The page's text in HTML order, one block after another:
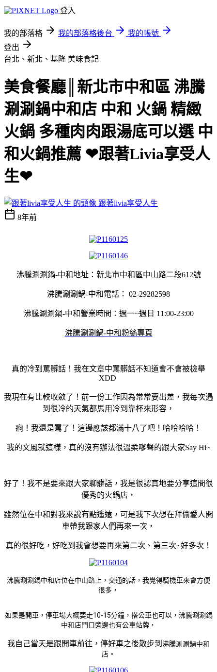
登入
我的部落格 我的部落格後台
我的帳號
登出
台北、新北、基隆 美味食記
美食餐廳║新北市中和區 沸騰
涮涮鍋中和店 中和 火鍋 精緻
火鍋 多種肉肉跟湯底可以選 中
和火鍋推薦 ❤跟著Livia享受人
生❤
跟著livia享受人生
8年前
沸騰涮涮鍋-中和地址：新北市中和區中山路二段612號
沸騰涮涮鍋-中和電話： 02-29282598
沸騰涮涮鍋-中和營業時間：週一~週日 11:00-23:00
沸騰涮涮鍋-中和粉絲專頁
真的冷到罵髒話！我在文章中罵髒話不知道會不會被檢舉
XDD
我現在有比較收斂了！前一份工作因為常常要出差，我每次遇
到很冷的天氣都馬用冷到靠杯來形容，
痾！我還是罵了！這邊應該都滿十八了吧！哈哈哈哈！
我的文風就這樣，真的沒有辦法很溫柔嗲聲的跟大家Say Hi~
好了！我不是要來跟大家聊髒話，我是很認真地要分享這間很
優秀的火鍋店，
雖然位在中和對我來說有點遙遠，可是我下次想在拜偷愛人開
車帶我跟家人們再來一次，
真的很好吃，好吃到我會想要再來第二次、第三次~好多次！
沸騰涮涮鍋中和店位在中山路上，交通的話，我覺得騎機車來會方便
很多，
如果是開車，停車場大概要走10-15分鐘，搭公車也可以，沸騰涮涮鍋
中和店門口旁邊也有公車站牌，
我自己當天是跟開車前往，停好車之後散步到 沸騰涮涮鍋中和
店。